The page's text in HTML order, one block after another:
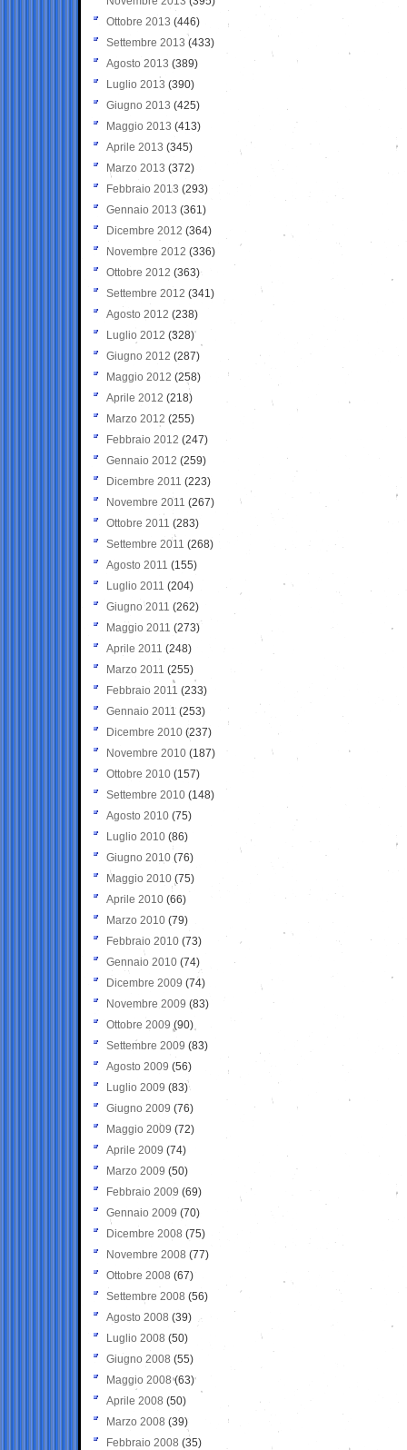
Ottobre 2013 (446)
Settembre 2013 (433)
Agosto 2013 (389)
Luglio 2013 (390)
Giugno 2013 (425)
Maggio 2013 (413)
Aprile 2013 (345)
Marzo 2013 (372)
Febbraio 2013 (293)
Gennaio 2013 (361)
Dicembre 2012 (364)
Novembre 2012 (336)
Ottobre 2012 (363)
Settembre 2012 (341)
Agosto 2012 (238)
Luglio 2012 (328)
Giugno 2012 (287)
Maggio 2012 (258)
Aprile 2012 (218)
Marzo 2012 (255)
Febbraio 2012 (247)
Gennaio 2012 (259)
Dicembre 2011 (223)
Novembre 2011 (267)
Ottobre 2011 (283)
Settembre 2011 (268)
Agosto 2011 (155)
Luglio 2011 (204)
Giugno 2011 (262)
Maggio 2011 (273)
Aprile 2011 (248)
Marzo 2011 (255)
Febbraio 2011 (233)
Gennaio 2011 (253)
Dicembre 2010 (237)
Novembre 2010 (187)
Ottobre 2010 (157)
Settembre 2010 (148)
Agosto 2010 (75)
Luglio 2010 (86)
Giugno 2010 (76)
Maggio 2010 (75)
Aprile 2010 (66)
Marzo 2010 (79)
Febbraio 2010 (73)
Gennaio 2010 (74)
Dicembre 2009 (74)
Novembre 2009 (83)
Ottobre 2009 (90)
Settembre 2009 (83)
Agosto 2009 (56)
Luglio 2009 (83)
Giugno 2009 (76)
Maggio 2009 (72)
Aprile 2009 (74)
Marzo 2009 (50)
Febbraio 2009 (69)
Gennaio 2009 (70)
Dicembre 2008 (75)
Novembre 2008 (77)
Ottobre 2008 (67)
Settembre 2008 (56)
Agosto 2008 (39)
Luglio 2008 (50)
Giugno 2008 (55)
Maggio 2008(63)
Aprile 2008 (50)
Marzo 2008 (39)
Febbraio 2008 (35)